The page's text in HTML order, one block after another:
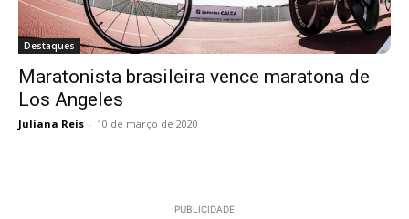
Destaques
Maratonista brasileira vence maratona de
Los Angeles
Juliana Reis - 10 de março de 2020
PUBLICIDADE